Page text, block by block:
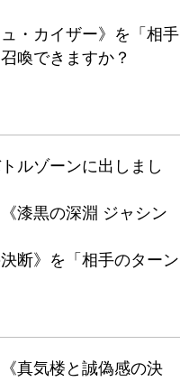
・カイザー》を「相手
喚できますか？
ルゾーンに出しまし
漆黒の深淵 ジャシン
断》を「相手のターン
真気楼と誠偽感の決